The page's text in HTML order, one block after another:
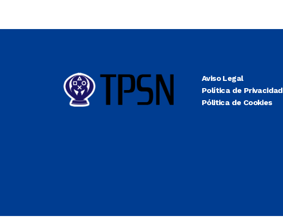
Aviso Legal
Política de Privacidad
Pólitica de Cookies